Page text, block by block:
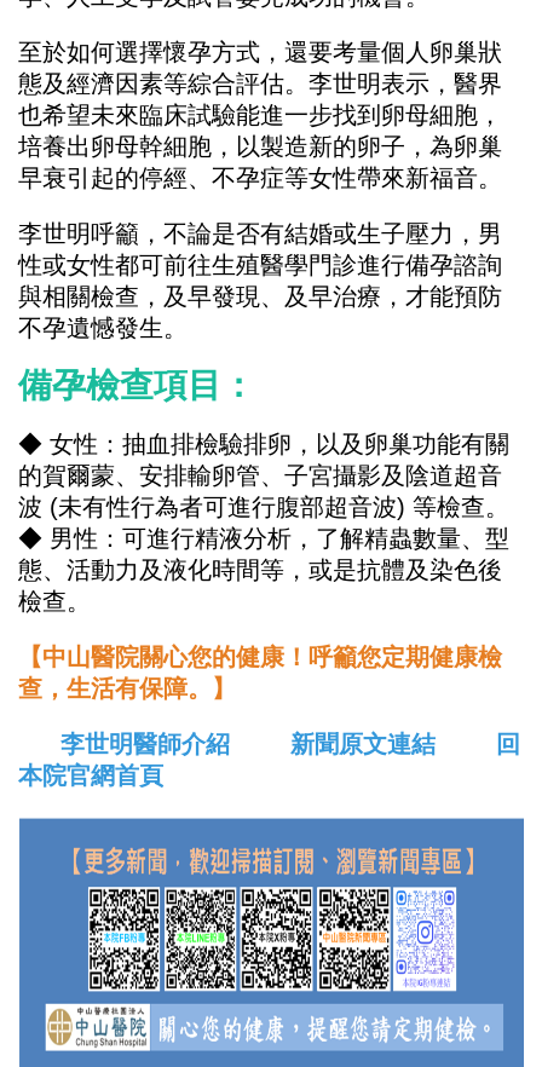
至於如何選擇懷孕方式，還要考量個人卵巢狀
態及經濟因素等綜合評估。李世明表示，醫界
也希望未來臨床試驗能進一步找到卵母細胞，
培養出卵母幹細胞，以製造新的卵子，為卵巢
早衰引起的停經、不孕症等女性帶來新福音。
李世明呼籲，不論是否有結婚或生子壓力，男
性或女性都可前往生殖醫學門診進行備孕諮詢
與相關檢查，及早發現、及早治療，才能預防
不孕遺憾發生。
備孕檢查項目：
◆ 女性：抽血排檢驗排卵，以及卵巢功能有關
的賀爾蒙、安排輸卵管、子宮攝影及陰道超音
波 (未有性行為者可進行腹部超音波) 等檢查。
◆ 男性：可進行精液分析，了解精蟲數量、型
態、活動力及液化時間等，或是抗體及染色後
檢查。
【中山醫院關心您的健康！呼籲您定期健康檢
查，生活有保障。】
李世明醫師介紹
新聞原文連結
回
本院官網首頁